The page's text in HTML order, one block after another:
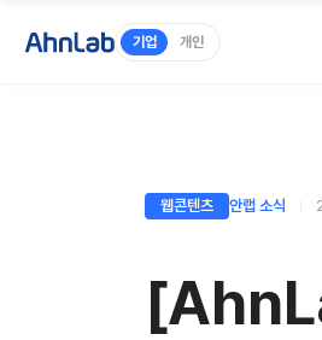
기업 개인
웹콘텐츠 안랩 소식